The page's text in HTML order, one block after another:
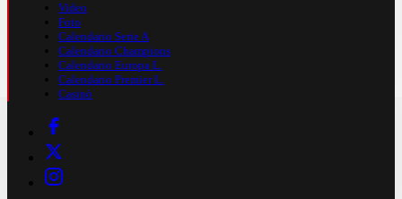
Video
Foto
Calendario Serie A
Calendario Champions
Calendario Europa L.
Calendario Premier L.
Casinò